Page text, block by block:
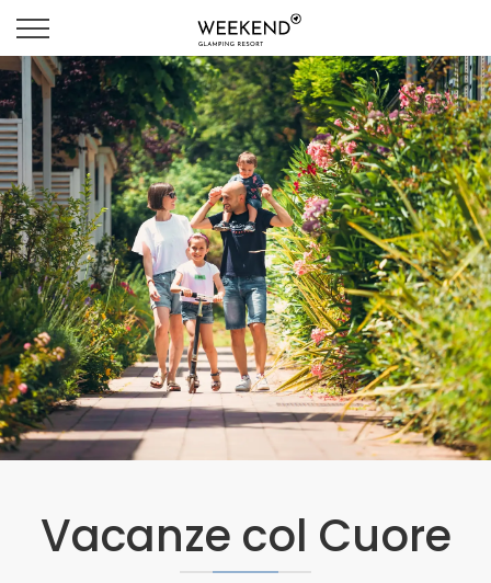
Vacanze col Cuore